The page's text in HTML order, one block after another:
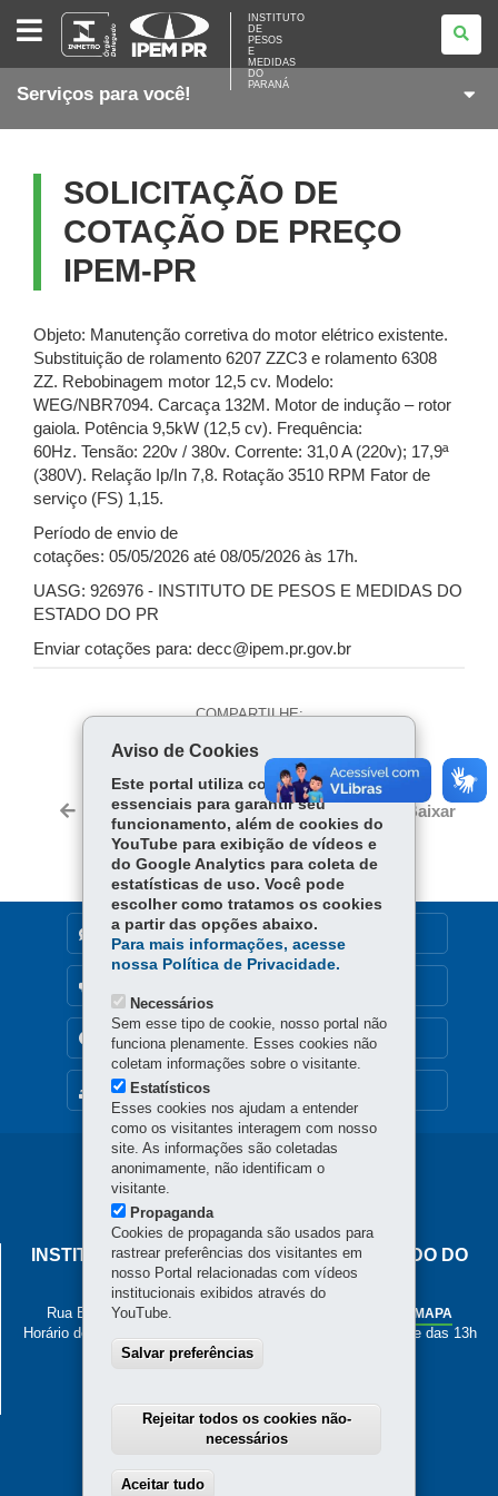
INSTITUTO
PESOS
E
DO
INSTITUTO
DE
PESOS
E
MEDIDAS
DO
PARANÁ
Serviços para você!
SOLICITAÇÃO DE
COTAÇÃO DE PREÇO
IPEM-PR
Objeto: Manutenção corretiva do motor elétrico existente.
Substituição de rolamento 6207 ZZC3 e rolamento 6308
ZZ. Rebobinagem motor 12,5 cv. Modelo:
WEG/NBR7094. Carcaça 132M. Motor de indução – rotor
gaiola. Potência 9,5kW (12,5 cv). Frequência:
60Hz. Tensão: 220v / 380v. Corrente: 31,0 A (220v); 17,9ª
(380V). Relação Ip/In 7,8. Rotação 3510 RPM Fator de
serviço (FS) 1,15.
Período de envio de
cotações: 05/05/2026 até 08/05/2026 às 17h.
UASG: 926976 - INSTITUTO DE PESOS E MEDIDAS DO
ESTADO DO PR
Enviar cotações para: decc@ipem.pr.gov.br
COMPARTILHE:
Fa
ce
bo
ok
Tw
itt
er
ha
ts
Ap
p
Voltar Início Imprimir Baixar
MAPA DO SITE
DENUNCIE CORRUPÇÃO
TRANSPARÊNCIA INSTITUCIONAL
Navegação
principal
INSTITUTO DE PESOS E MEDIDAS DO ESTADO DO
PARANÁ
Rua Estados Unidos, 135 - Bacacheri MAPA
Horário de Atendimento: de segunda a sexta, das 8h às 12h e das 13h
às 17h
Aviso de Cookies
Este portal utiliza cookies
essenciais para garantir seu
funcionamento, além de cookies do
YouTube para exibição de vídeos e
do Google Analytics para coleta de
estatísticas de uso. Você pode
escolher como tratamos os cookies
a partir das opções abaixo.
Para mais informações, acesse
nossa Política de Privacidade.
Necessários
Sem esse tipo de cookie, nosso portal não
funciona plenamente. Esses cookies não
coletam informações sobre o visitante.
Estatísticos
Esses cookies nos ajudam a entender
como os visitantes interagem com nosso
site. As informações são coletadas
anonimamente, não identificam o
visitante.
Propaganda
Cookies de propaganda são usados para
rastrear preferências dos visitantes em
nosso Portal relacionadas com vídeos
institucionais exibidos através do
YouTube.
Salvar preferências
Rejeitar todos os cookies não-
necessários
Aceitar tudo